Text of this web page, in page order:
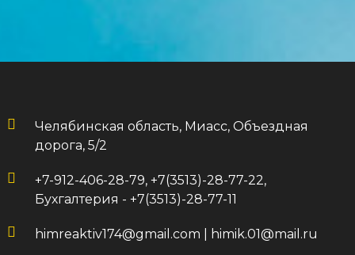
Челябинская область, Миасс, Объездная
дорога, 5/2
+7-912-406-28-79, +7(3513)-28-77-22,
Бухгалтерия - +7(3513)-28-77-11
himreaktiv174@gmail.com himik.01@mail.ru